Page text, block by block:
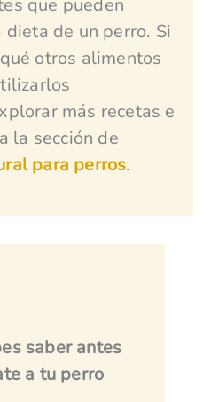
que pueden
de un perro. Si
otros alimentos
más recetas e
la sección de
para perros.
saber antes
a tu perro